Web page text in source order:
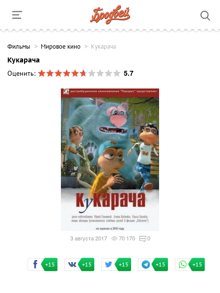
Фильмы Мировое кино Кукарача
Кукарача
Оценить:
5.7
3 августа 2017 70 170 0
+15 +15 +15 +15 +15